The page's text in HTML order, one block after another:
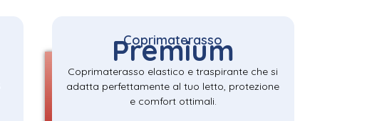
Coprimaterasso
Premium
Coprimaterasso elastico e traspirante che si
adatta perfettamente al tuo letto, protezione
e comfort ottimali.